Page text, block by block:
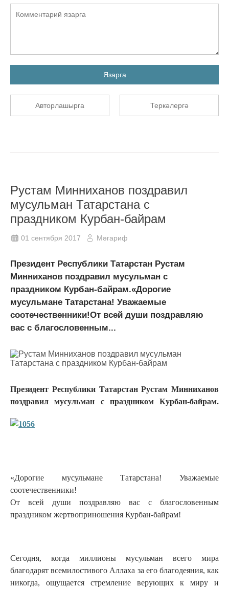
Язарга
Авторлашырга Теркәлергә
Рустам Минниханов поздравил
мусульман Татарстана с
праздником Курбан-байрам
01 сентября 2017 Мәгариф
Президент Республики Татарстан Рустам
Минниханов поздравил мусульман с
праздником Курбан-байрам.«Дорогие
мусульмане Татарстана! Уважаемые
соотечественники!От всей души поздравляю
вас с благословенным...
Президент Республики Татарстан Рустам Минниханов
поздравил мусульман с праздником Курбан-байрам.
«Дорогие мусульмане Татарстана! Уважаемые
соотечественники!
От всей души поздравляю вас с благословенным
праздником жертвоприношения Курбан-байрам!
Сегодня, когда миллионы мусульман всего мира
благодарят всемилостивого Аллаха за его благодеяния, как
никогда, ощущается стремление верующих к миру и